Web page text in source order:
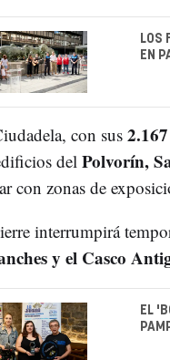
LOS
EN
con sus
del Polvorín,
con zonas de
interrumpirá
y el Casco
EL